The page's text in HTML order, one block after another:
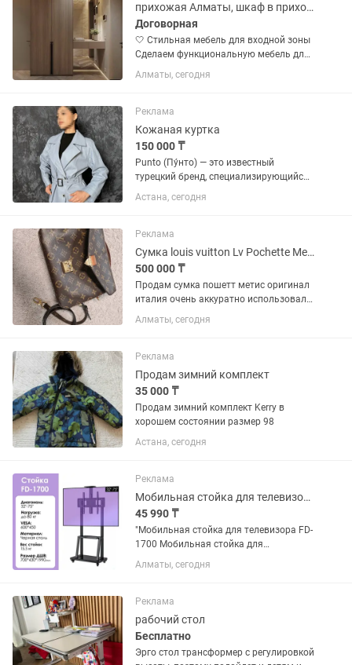
прихожая Алматы, шкаф в прихожую, прихожая на заказ, обувница
Договорная
🤍 Стильная мебель для входной зоны
Сделаем функциональную мебель для
прихожей, чтобы верхняя одежда,
обувь и другие вещи всегда были
подходящий вариант под интерьер и...
Алматы, сегодня
Реклама
Кожаная куртка
150 000 ₸
Punto (Пу́нто) — это известный
турецкий бренд, специализирующийся
на производстве премиальной верхней
одежды из натуральной кожи и меха
телячья кожа 100%....
Астана, сегодня
Реклама
Сумка louis vuitton Lv Pochette Metis пишет метис оригинал
500 000 ₸
Продам сумка пошетт метис оригинал
италия очень аккуратно использовали
.не путайте Франции Испании или
другой это made in Italy код есть
Сумка Pochette Métis,...
Алматы, сегодня
Реклама
Продам зимний комплект
35 000 ₸
Продам зимний комплект Kerry в
хорошем состоянии размер 98
Астана, сегодня
Реклама
Мобильная стойка для телевизора FD-1700 [32-75, до 80 кг, сталь]
45 990 ₸
"Мобильная стойка для телевизора FD-
1700 Мобильная стойка для
телевизора FD-1700 – универсальная
стойка для телевизоров и панелей до
стандарт VESA 200x200 –...
Алматы, сегодня
Реклама
рабочий стол
Бесплатно
Эрго стол трансформер с регулировкой